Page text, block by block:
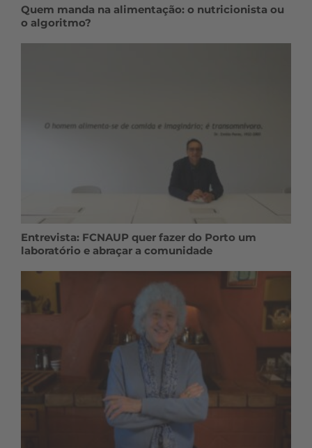
Quem manda na alimentação: o nutricionista ou
o algoritmo?
Entrevista: FCNAUP quer fazer do Porto um
laboratório e abraçar a comunidade